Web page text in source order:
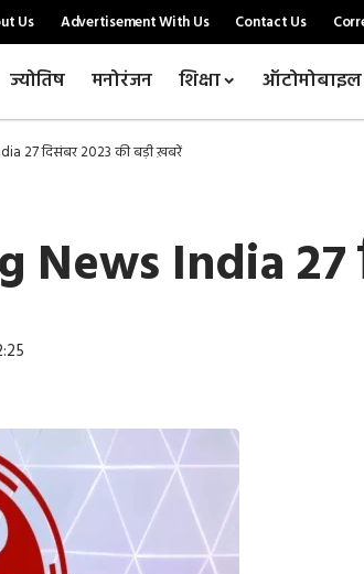
Us Advertisement With Us Contact Us
ज्योतिष मनोरंजन शिक्षा ऑटोमोबाइल
27 दिसंबर 2023 की बड़ी ख़बरें
News India